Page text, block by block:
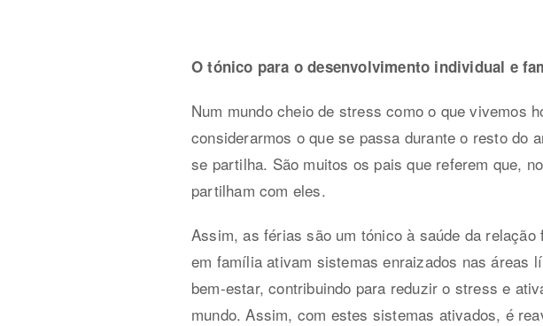
O tónico para o desenvolvimento individual e
Num mundo cheio de stress como o que vivemos
considerarmos o que se passa durante o resto do
se partilha. São muitos os pais que referem que,
partilham com eles.
Assim, as férias são um tónico à saúde da
em família ativam sistemas enraizados nas áreas
bem-estar, contribuindo para reduzir o stress e
mundo. Assim, com estes sistemas ativados, é